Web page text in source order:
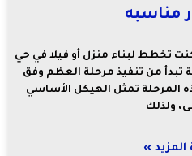
مناسبه
تخطط لبناء منزل أو فيلا في حي
تبدأ من تنفيذ مرحلة العظم وفق
المرحلة تمثل الهيكل الأساسي
ولذلك
المزيد »